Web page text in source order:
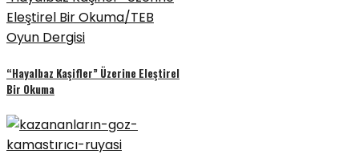
“Hayalbaz Kaşifler” Üzerine Eleştirel
Bir Okuma